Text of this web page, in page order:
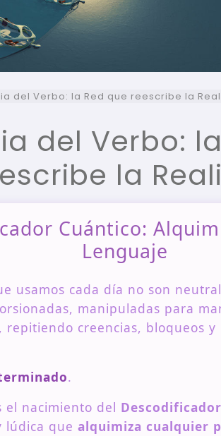
del Verbo: la Red que reescribe la
del Verbo:
la
Cuántico:
Lenguaje
usamos cada día no son
manipuladas para
, repitiendo creencias, bloqueos y
.
el nacimiento del
lúdica que alquimiza cualquier